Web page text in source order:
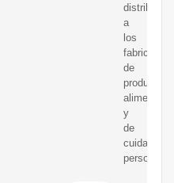
distribuye
a
los
fabricantes
de
productos
y
de
cuidado
personal.